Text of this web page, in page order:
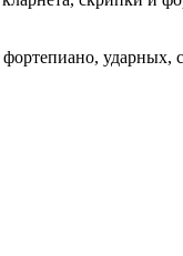
ударных,